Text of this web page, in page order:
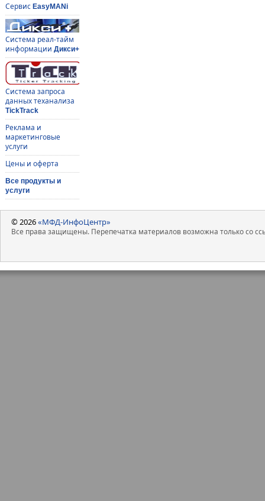
Сервис EasyMANi
Система реал-тайм
информации Дикси+
Система запроса
данных теханализа
TickTrack
Реклама и
маркетинговые
услуги
Цены и оферта
Все продукты и
услуги
© 2026«МФД-ИнфоЦентр»
Все права защищены. Перепечатка материалов возможна только со